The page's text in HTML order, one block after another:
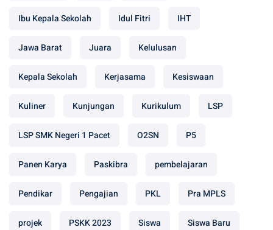
Ibu Kepala Sekolah Idul Fitri IHT
Jawa Barat Juara Kelulusan
Kepala Sekolah Kerjasama Kesiswaan
Kuliner Kunjungan Kurikulum LSP
LSP SMK Negeri 1 Pacet O2SN P5
Panen Karya Paskibra pembelajaran
Pendikar Pengajian PKL Pra MPLS
projek PSKK 2023 Siswa Siswa Baru